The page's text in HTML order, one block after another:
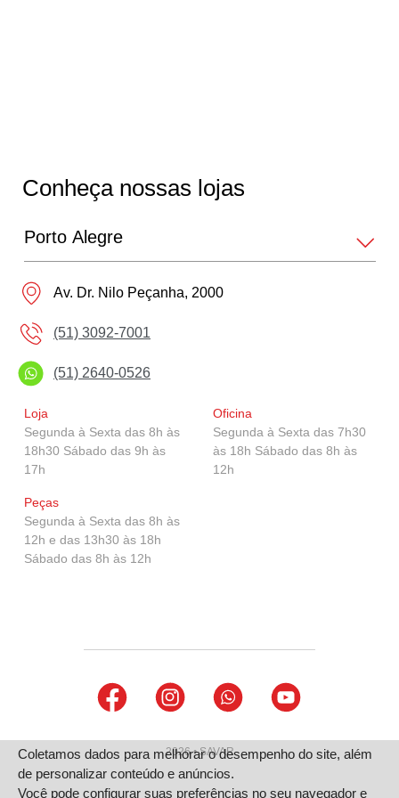
Corolla GR-Sport
Corolla Cross GR-Sport
GR Yaris
Conheça nossas lojas
Av. Dr. Nilo Peçanha, 2000
(51) 3092-7001
(51) 2640-0526
Loja
Segunda à Sexta das 8h às
18h30 Sábado das 9h às
17h
Oficina
Segunda à Sexta das 7h30
às 18h Sábado das 8h às
12h
Peças
Segunda à Sexta das 8h às
12h e das 13h30 às 18h
Sábado das 8h às 12h
2026 • SAVAR
Coletamos dados para melhorar o desempenho do site, além
de personalizar conteúdo e anúncios.
Você pode configurar suas preferências no seu navegador e